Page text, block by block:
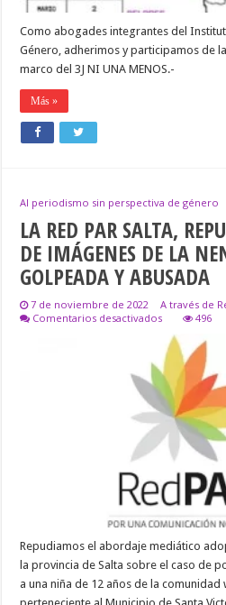
Como abogades integrantes del
Género, adherimos y participamos de
marco del 3J NI UNA MENOS.-
Más »
Al periodismo sin perspectiva de género
LA RED PAR SALTA,
DE IMÁGENES DE LA
GOLPEADA Y ABUSADA
7 de noviembre de 2022 A través de
Comentarios desactivadosen
RED
PAR
SALTA,
REPUDIA
PUBLICACIÓN
DE
IMÁGENES
DE
LA
WICHI
GOLPEADA
Y
ABUSADA
496
Repudiamos el abordaje mediático
la provincia de Salta sobre el caso de
a una niña de 12 años de la comunidad